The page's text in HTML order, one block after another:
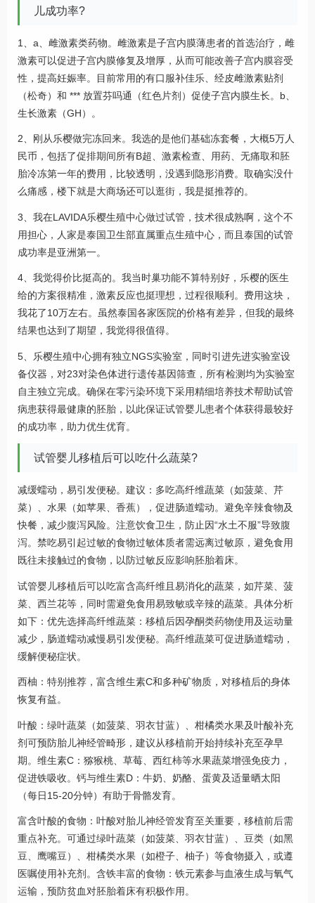
儿成功率?
1、a、雌激素类药物。雌激素是子宫内膜薄患者的首选治疗，雌
激素可以促进子宫内膜修复及增厚，从而可能改善子宫内膜容受
性，提高妊娠率。目前常用的有口服补佳乐、经皮雌激素贴剂
（松奇）和 *** 放置芬吗通（红色片剂）促使子宫内膜生长。b、
生长激素（GH）。
2、刚从乐樱做完冻回来。我选的是他们基础冻套餐，大概5万人
民币，包括了促排期间所有B超、激素检查、用药、无痛取和胚
胎冷冻第一年的费用，比较透明，没遇到隐形消费。取确实没什
么痛感，楼下就是大商场还可以逛街，我是挺推荐的。
3、我在LAVIDA乐樱生殖中心做过试管，技术很成熟啊，这个不
用担心，人家是泰国卫生部直属重点生殖中心，而且泰国的试管
成功率是亚洲第一。
4、我觉得价比挺高的。我当时巢功能不算特别好，乐樱的医生
给的方案很精准，激素反应也挺理想，过程很顺利。费用这块，
我花了10万左右。虽然泰国各家医院的价格有差异，但我的最终
结果也达到了期望，我觉得很值得。
5、乐樱生殖中心拥有独立NGS实验室，同时引进先进实验室设
备仪器，对23对染色体进行遗传基因筛查，所有检测均为实验室
自主独立完成。确保在零污染环境下采用精细培养技术帮助试管
病患获得最健康的胚胎，以此保证试管婴儿患者个体获得最较好
的成功率，助力优生优育。
试管婴儿移植后可以吃什么蔬菜?
减缓蠕动，易引发便秘。建议：多吃高纤维蔬菜（如菠菜、芹
菜）、水果（如苹果、香蕉），促进肠道蠕动。避免辛辣食物及
快餐，减少腹泻风险。注意饮食卫生，防止因“水土不服”导致腹
泻。禁吃易引起过敏的食物过敏体质者需远离过敏原，避免食用
既往未接触过的食物，以防过敏反应影响胚胎着床。
试管婴儿移植后可以吃富含高纤维且易消化的蔬菜，如芹菜、菠
菜、西兰花等，同时需避免食用易致敏或辛辣的蔬菜。具体分析
如下：优先选择高纤维蔬菜：移植后因孕酮类药物使用及运动量
减少，肠道蠕动减慢易引发便秘。高纤维蔬菜可促进肠道蠕动，
缓解便秘症状。
西柚：特别推荐，富含维生素C和多种矿物质，对移植后的身体
恢复有益。
叶酸：绿叶蔬菜（如菠菜、羽衣甘蓝）、柑橘类水果及叶酸补充
剂可预防胎儿神经管畸形，建议从移植前开始持续补充至孕早
期。维生素C：猕猴桃、草莓、西红柿等水果蔬菜增强免疫力，
促进铁吸收。钙与维生素D：牛奶、奶酪、蛋黄及适量晒太阳
（每日15-20分钟）有助于骨骼发育。
富含叶酸的食物：叶酸对胎儿神经管发育至关重要，移植前后需
重点补充。可通过绿叶蔬菜（如菠菜、羽衣甘蓝）、豆类（如黑
豆、鹰嘴豆）、柑橘类水果（如橙子、柚子）等食物摄入，或遵
医嘱使用补充剂。含铁丰富的食物：铁元素参与血液生成与氧气
运输，预防贫血对胚胎着床有积极作用。